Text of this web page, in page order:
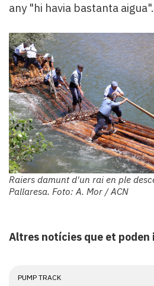
any "hi havia bastanta aigua".
Raiers damunt d'un rai en ple
Pallaresa. Foto: A. Mor / ACN
Altres notícies que et poden
PUMP TRACK